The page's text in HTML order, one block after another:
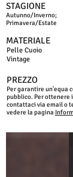
STAGIONE
Autunno/Inverno;
Primavera/Estate
MATERIALE
Pelle Cuoio
Vintage
PREZZO
Per garantire un'equa
pubblico. Per
contattaci via email o
vedere la pagina